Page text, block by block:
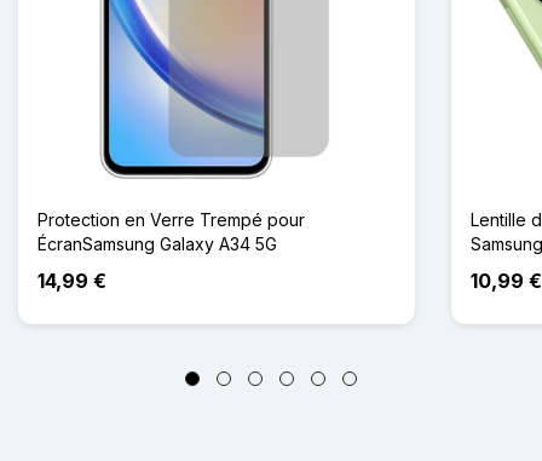
Protection en Verre Trempé pour
ÉcranSamsung Galaxy A34 5G
14,99 €
Lentille
10,99 €